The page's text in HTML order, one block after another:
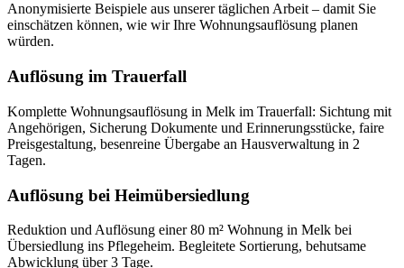
Anonymisierte Beispiele aus unserer täglichen Arbeit – damit Sie
einschätzen können, wie wir Ihre Wohnungsauflösung planen
würden.
Auflösung im Trauerfall
Komplette Wohnungsauflösung in Melk im Trauerfall: Sichtung mit
Angehörigen, Sicherung Dokumente und Erinnerungsstücke, faire
Preisgestaltung, besenreine Übergabe an Hausverwaltung in 2
Tagen.
Auflösung bei Heimübersiedlung
Reduktion und Auflösung einer 80 m² Wohnung in Melk bei
Übersiedlung ins Pflegeheim. Begleitete Sortierung, behutsame
Abwicklung über 3 Tage.